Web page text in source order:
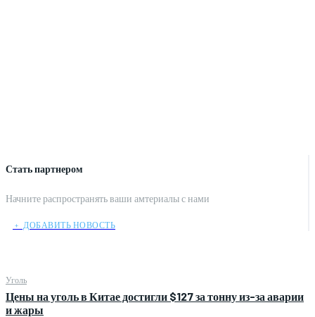
Стать партнером
Начните распространять ваши амтериалы с нами
﹢ ДОБАВИТЬ НОВОСТЬ
Уголь
Цены на уголь в Китае достигли $127 за тонну из-за аварии
и жары